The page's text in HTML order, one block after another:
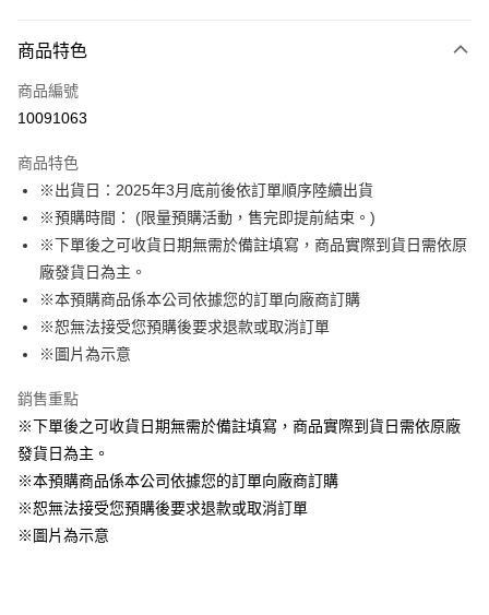
信用卡一次付款
超商取貨付款
Apple Pay
悠遊付
Google Pay
ATM付款
貨到付款
運送方式
全家取貨付款
每筆NT$65，滿NT$1,300(含以上)免運費
付款後全家取貨
每筆NT$65，滿NT$1,300(含以上)免運費
商品特色
商品編號
10091063
商品特色
※出貨日：2025年3月底前後依訂單順序陸續出貨
※預購時間： (限量預購活動，售完即提前結束。)
※下單後之可收貨日期無需於備註填寫，商品實際到貨日需依原
廠發貨日為主。
※本預購商品係本公司依據您的訂單向廠商訂購
※恕無法接受您預購後要求退款或取消訂單
※圖片為示意
銷售重點
※下單後之可收貨日期無需於備註填寫，商品實際到貨日需依原廠
發貨日為主。
※本預購商品係本公司依據您的訂單向廠商訂購
※恕無法接受您預購後要求退款或取消訂單
※圖片為示意